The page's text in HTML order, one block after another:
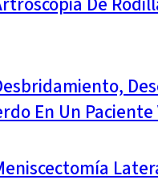
En Un Paciente